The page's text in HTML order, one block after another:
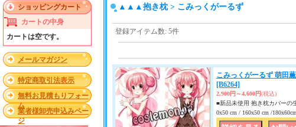
ショッピングカート
カートの中身
カートは空です。
メールマガジン
特定商取引法表示
無料お見積もりフォー
ム
業者様卸売申込みペー
ジ
▲▲▲抱き枕 > こみっくがーるず
登録アイテム数: 5件
こみっくがーるず 萌田
[B6264]
2,900円～4,600円(税込)
■新品未使用 抱き枕カバーの
0x50 cm / 160x50 cm /